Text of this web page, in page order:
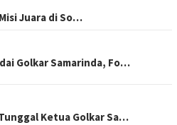
Juara di So…
Golkar Samarinda, Fo…
Ketua Golkar Sa…